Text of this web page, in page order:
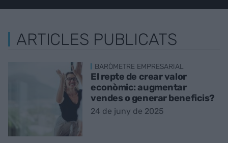
ARTICLES PUBLICATS
BARÒMETRE EMPRESARIAL
El repte de crear valor
econòmic: augmentar
vendes o generar beneficis?
24 de juny de 2025